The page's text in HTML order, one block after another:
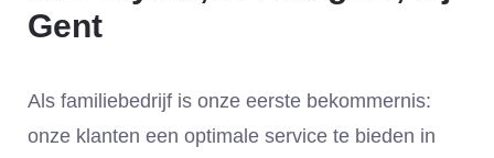
Gent
Als familiebedrijf is onze eerste bekommernis:
onze klanten een optimale service te bieden in